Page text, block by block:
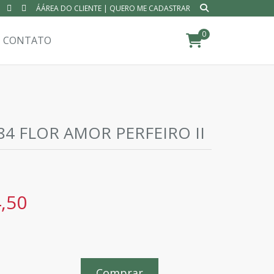
ÁÁREA DO CLIENTE | QUERO ME CADASTRAR
0
CONTATO
FLOR AMOR PERFEIRO II